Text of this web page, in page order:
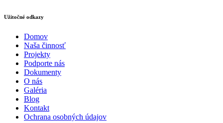
Užitočné odkazy
Domov
Naša činnosť
Projekty
Podporte nás
Dokumenty
O nás
Galéria
Blog
Kontakt
Ochrana osobných údajov